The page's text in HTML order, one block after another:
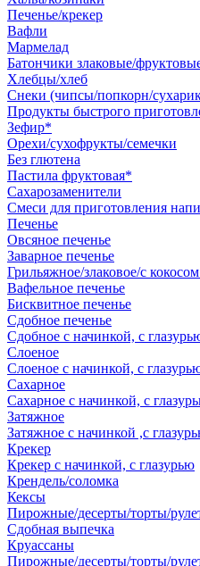
Печенье/крекер
Вафли
Мармелад
Батончики злаковые/
Хлебцы/хлеб
Снеки (чипсы/попкорн/
Продукты быстрого
Зефир*
Орехи/сухофрукты/семечки
Без глютена
Пастила фруктовая*
Сахарозаменители
Смеси для приготовления
Печенье
Овсяное печенье
Заварное печенье
Грильяжное/злаковое/с
Вафельное печенье
Бисквитное печенье
Сдобное печенье
Сдобное с начинкой, с
Слоеное
Слоеное с начинкой, с
Сахарное
Сахарное с начинкой, с
Затяжное
Затяжное с начинкой ,с
Крекер
Крекер с начинкой, с глазурью
Крендель/соломка
Кексы
Пирожные/десерты/торты/
Сдобная выпечка
Круассаны
Пирожные/десерты/торты/